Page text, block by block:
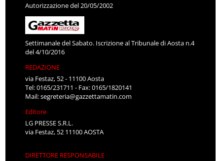
Autorizzazione del 20/05/2002
Settimanale del Sabato. Iscrizione al Tribunale di Aosta n.4
del 4/10/2016
REDAZIONE
via Festaz, 52 - 11100 Aosta
Tel: 0165/231711 - Fax: 0165/1820141
Mail:segreteria@gazzettamatin.com
Editore
LG PRESSE S.R.L.
via Festaz, 52 11100 AOSTA
DIRETTORE RESPONSABILE